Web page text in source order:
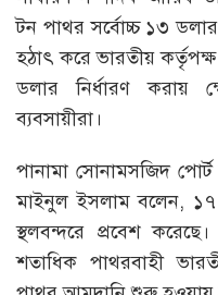
টন পাথর সর্বোচ্চ ১৩
হঠাৎ করে ভারতীয়
ডলার নির্ধারণ করায়
ব্যবসায়ীরা।
পানামা সোনামসজিদ পোর্ট
মাইনুল ইসলাম বলেন, ১৭
স্থলবন্দরে প্রবেশ
শতাধিক পাথরবাহী